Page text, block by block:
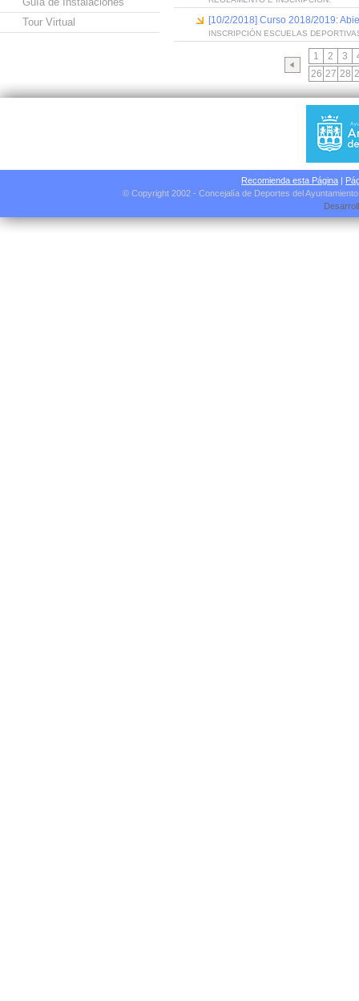
Tour Virtual
[10/2/2018] Curso 2018/2019:
INSCRIPCIÓN ESCUELAS
1 2 3
26 27 28
Recomienda esta Página |
© Copyright 2002 - Concejalía de Deportes del